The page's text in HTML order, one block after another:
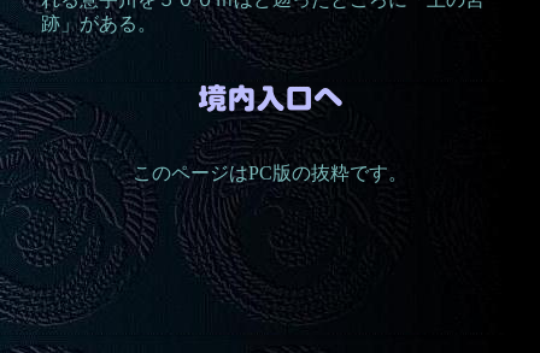
跡」がある。
このページはPC版の抜粋です。